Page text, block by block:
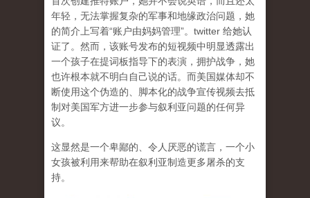
年轻，无法掌握复杂的军事和地缘政治问题，她
的简介上写着“账户由妈妈管理”。twitter 给她认
证了。然而，该账号发布的短视频中明显透露出
一个孩子在提词板指导下的表演，拥护战争，她
也许根本就不明白自己说的话。而美国媒体却不
断使用这个伪造的、脚本化的战争宣传视频去抵
制对美国军方进一步参与叙利亚问题的任何异
议。
这显然是一个卑鄙的、令人厌恶的谎言，一个小
女孩被利用来帮助在叙利亚制造更多屠杀的支
持。